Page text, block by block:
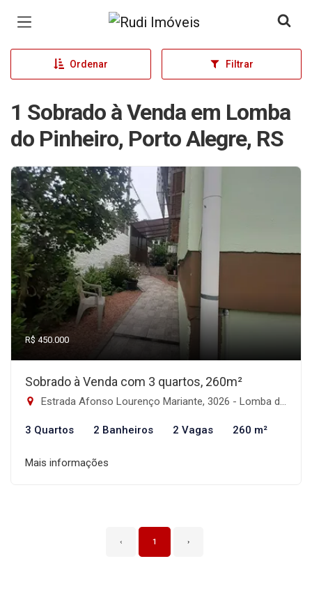
Página inicial
Ordenar Filtrar
1 Sobrado à Venda em Lomba
do Pinheiro, Porto Alegre, RS
R$ 450.000
Sobrado à Venda com 3 quartos, 260m²
Estrada Afonso Lourenço Mariante, 3026 - Lomba do Pinheiro, Porto Alegre-RS
3 Quartos 2 Banheiros 2 Vagas 260 m²
Mais informações
‹ 1 ›